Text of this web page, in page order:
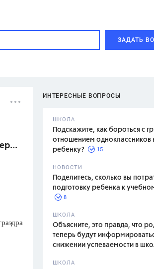
ЗАДАТЬ
Л.С.,
ИНТЕРЕСНЫЕ ВОПРОСЫ
ШКОЛА
Подскажите, как бороться с
отношением одноклассников
ребенку?
15
НОВОСТИ
Поделитесь, сколько вы
подготовку ребенка к
8
ШКОЛА
Объясните, это правда, что
теперь будут
снижении успеваемости в
ШКОЛА